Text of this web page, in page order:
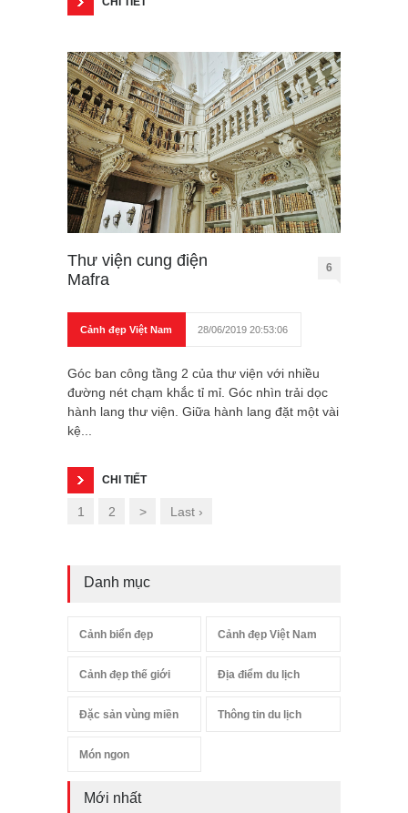
Thư viện cung điện
Mafra
6
Cảnh đẹp Việt Nam 28/06/2019 20:53:06
Góc ban công tầng 2 của thư viện với nhiều
đường nét chạm khắc tỉ mỉ. Góc nhìn trải dọc
hành lang thư viện. Giữa hành lang đặt một vài
kệ...
CHI TIẾT
1 2 > Last ›
Danh mục
Cảnh biển đẹp Cảnh đẹp Việt Nam
Cảnh đẹp thế giới Địa điểm du lịch
Đặc sản vùng miền Thông tin du lịch
Món ngon
Mới nhất